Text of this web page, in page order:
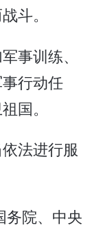
斗。
事训练、
行动任
国。
法进行服
务院、中央